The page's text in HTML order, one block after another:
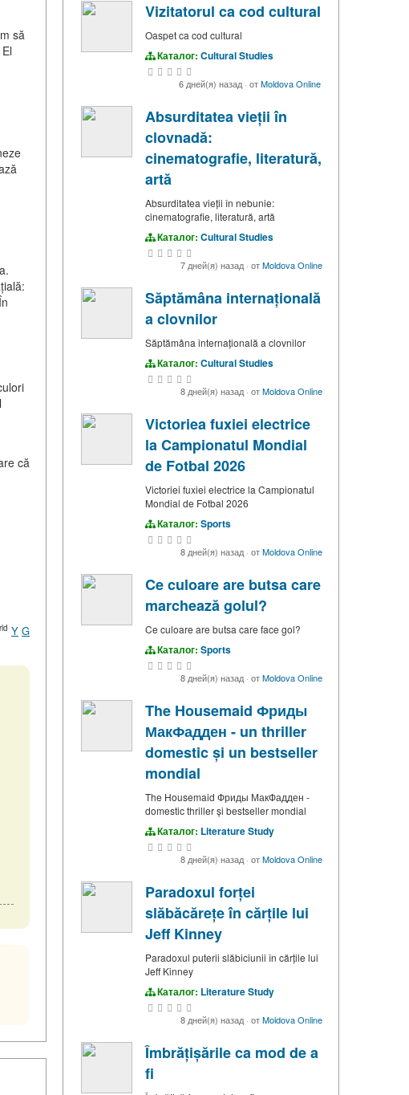
să
că
Y G
Vizitatorul ca cod cultural
Oaspet ca cod cultural
Каталог: Cultural Studies
6 дней(я) назад· отMoldova Online
Absurditatea vieții în
clovnadă:
cinematografie, literatură,
artă
Absurditatea vieții în nebunie:
cinematografie, literatură, artă
Каталог: Cultural Studies
7 дней(я) назад· отMoldova Online
Săptămâna internațională
a clovnilor
Săptămâna internațională a clovnilor
Каталог: Cultural Studies
8 дней(я) назад· отMoldova Online
Victoriea fuxiei electrice
la Campionatul Mondial
de Fotbal 2026
Victoriei fuxiei electrice la Campionatul
Mondial de Fotbal 2026
Каталог: Sports
8 дней(я) назад· отMoldova Online
Ce culoare are butsa care
marchează golul?
Ce culoare are butsa care face gol?
Каталог: Sports
8 дней(я) назад· отMoldova Online
The Housemaid Фриды
МакФадден - un thriller
domestic și un bestseller
mondial
The Housemaid Фриды МакФадден -
domestic thriller și bestseller mondial
Каталог: Literature Study
8 дней(я) назад· отMoldova Online
Paradoxul forței
slăbăcărețe în cărțile lui
Jeff Kinney
Paradoxul puterii slăbiciunii în cărțile lui
Jeff Kinney
Каталог: Literature Study
8 дней(я) назад· отMoldova Online
Îmbrățișările ca mod de a
fi